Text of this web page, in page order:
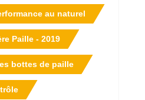
au naturel
Paille - 2019
bottes de paille